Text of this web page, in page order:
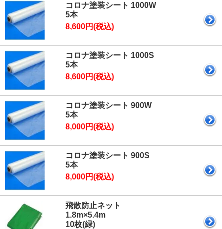
コロナ塗装シート 1000W
5本
8,600円(税込)
コロナ塗装シート 1000S
5本
8,600円(税込)
コロナ塗装シート 900W
5本
8,000円(税込)
コロナ塗装シート 900S
5本
8,000円(税込)
飛散防止ネット
1.8m×5.4m
10枚(緑)